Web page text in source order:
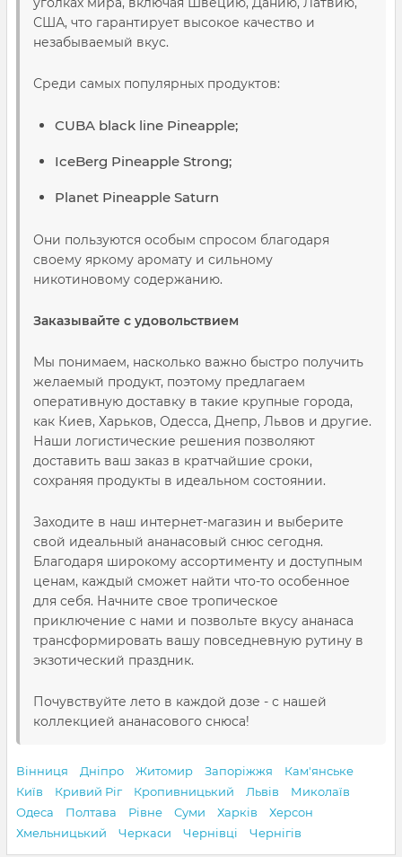
США, что гарантирует высокое качество и
незабываемый вкус.
Среди самых популярных продуктов:
CUBA black line Pineapple;
IceBerg Pineapple Strong;
Planet Pineapple Saturn
Они пользуются особым спросом благодаря
своему яркому аромату и сильному
никотиновому содержанию.
Заказывайте с удовольствием
Мы понимаем, насколько важно быстро получить
желаемый продукт, поэтому предлагаем
оперативную доставку в такие крупные города,
как Киев, Харьков, Одесса, Днепр, Львов и другие.
Наши логистические решения позволяют
доставить ваш заказ в кратчайшие сроки,
сохраняя продукты в идеальном состоянии.
Заходите в наш интернет-магазин и выберите
свой идеальный ананасовый снюс сегодня.
Благодаря широкому ассортименту и доступным
ценам, каждый сможет найти что-то особенное
для себя. Начните свое тропическое
приключение с нами и позвольте вкусу ананаса
трансформировать вашу повседневную рутину в
экзотический праздник.
Почувствуйте лето в каждой дозе - с нашей
коллекцией ананасового снюса!
Вінниця Дніпро Житомир Запоріжжя
Кам'янське
Київ
Кривий Ріг Кропивницький Львів
Миколаїв
Одеса
Полтава Рівне Суми Харків
Херсон
Хмельницький
Черкаси Чернівці Чернігів